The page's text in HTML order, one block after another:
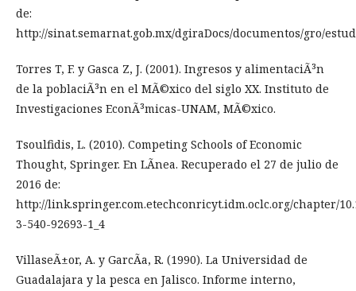
de:
http://sinat.semarnat.gob.mx/dgiraDocs/documentos/gro/
Torres T, F. y Gasca Z, J. (2001). Ingresos y alimentaciÃ³n
de la poblaciÃ³n en el MÃ©xico del siglo XX. Instituto de
Investigaciones EconÃ³micas-UNAM, MÃ©xico.
Tsoulfidis, L. (2010). Competing Schools of Economic
Thought, Springer. En LÃ­nea. Recuperado el 27 de julio de
2016 de:
http://link.springer.com.etechconricyt.idm.oclc.org/chapter/
3-540-92693-1_4
VillaseÃ±or, A. y GarcÃ­a, R. (1990). La Universidad de
Guadalajara y la pesca en Jalisco. Informe interno,